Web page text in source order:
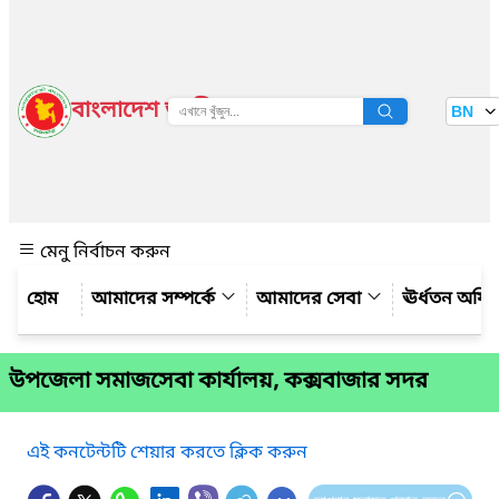
বাংলাদেশ জাতীয় তথ্য বাতায়ন BN
মেনু নির্বাচন করুন
আমাদের সম্পর্কে
আমাদের সেবা ঊর্ধতন
উপজেলা সমাজসেবা কার্যালয়, কক্সবাজার সদর
এই কনটেন্টটি শেয়ার করতে ক্লিক করুন